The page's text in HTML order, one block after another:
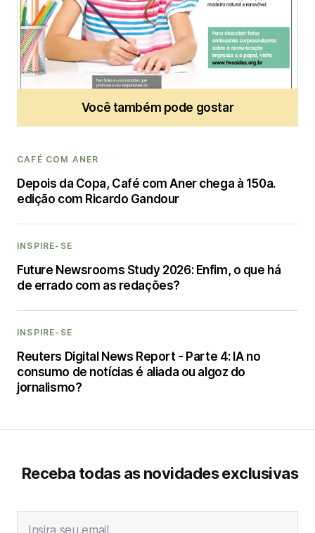
Aner
Administrator
Você também pode gostar
CAFÉ COM ANER
Depois da Copa, Café com Aner chega à 150a.
edição com Ricardo Gandour
INSPIRE-SE
Future Newsrooms Study 2026: Enfim, o que há
de errado com as redações?
INSPIRE-SE
Reuters Digital News Report - Parte 4: IA no
consumo de notícias é aliada ou algoz do
jornalismo?
Receba todas as novidades exclusivas
Insira seu email